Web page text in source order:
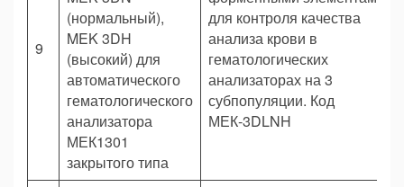
9
(нормальный),
MEK 3DH
(высокий) для
автоматического
гематологического
анализатора
МЕК1301
закрытого типа
для контроля качества
анализа крови в
гематологических
анализаторах на 3
субпопуляции. Код
МЕК-3DLNH